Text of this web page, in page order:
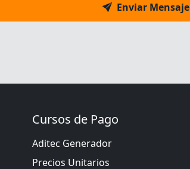
Enviar Mensaje
Cursos de Pago
Aditec Generador
Precios Unitarios